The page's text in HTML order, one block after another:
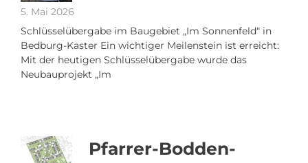
5. Mai 2026
Schlüsselübergabe im Baugebiet „Im Sonnenfeld“ in
Bedburg-Kaster Ein wichtiger Meilenstein ist erreicht:
Mit der heutigen Schlüsselübergabe wurde das
Neubauprojekt „Im
Pfarrer-Bodden-